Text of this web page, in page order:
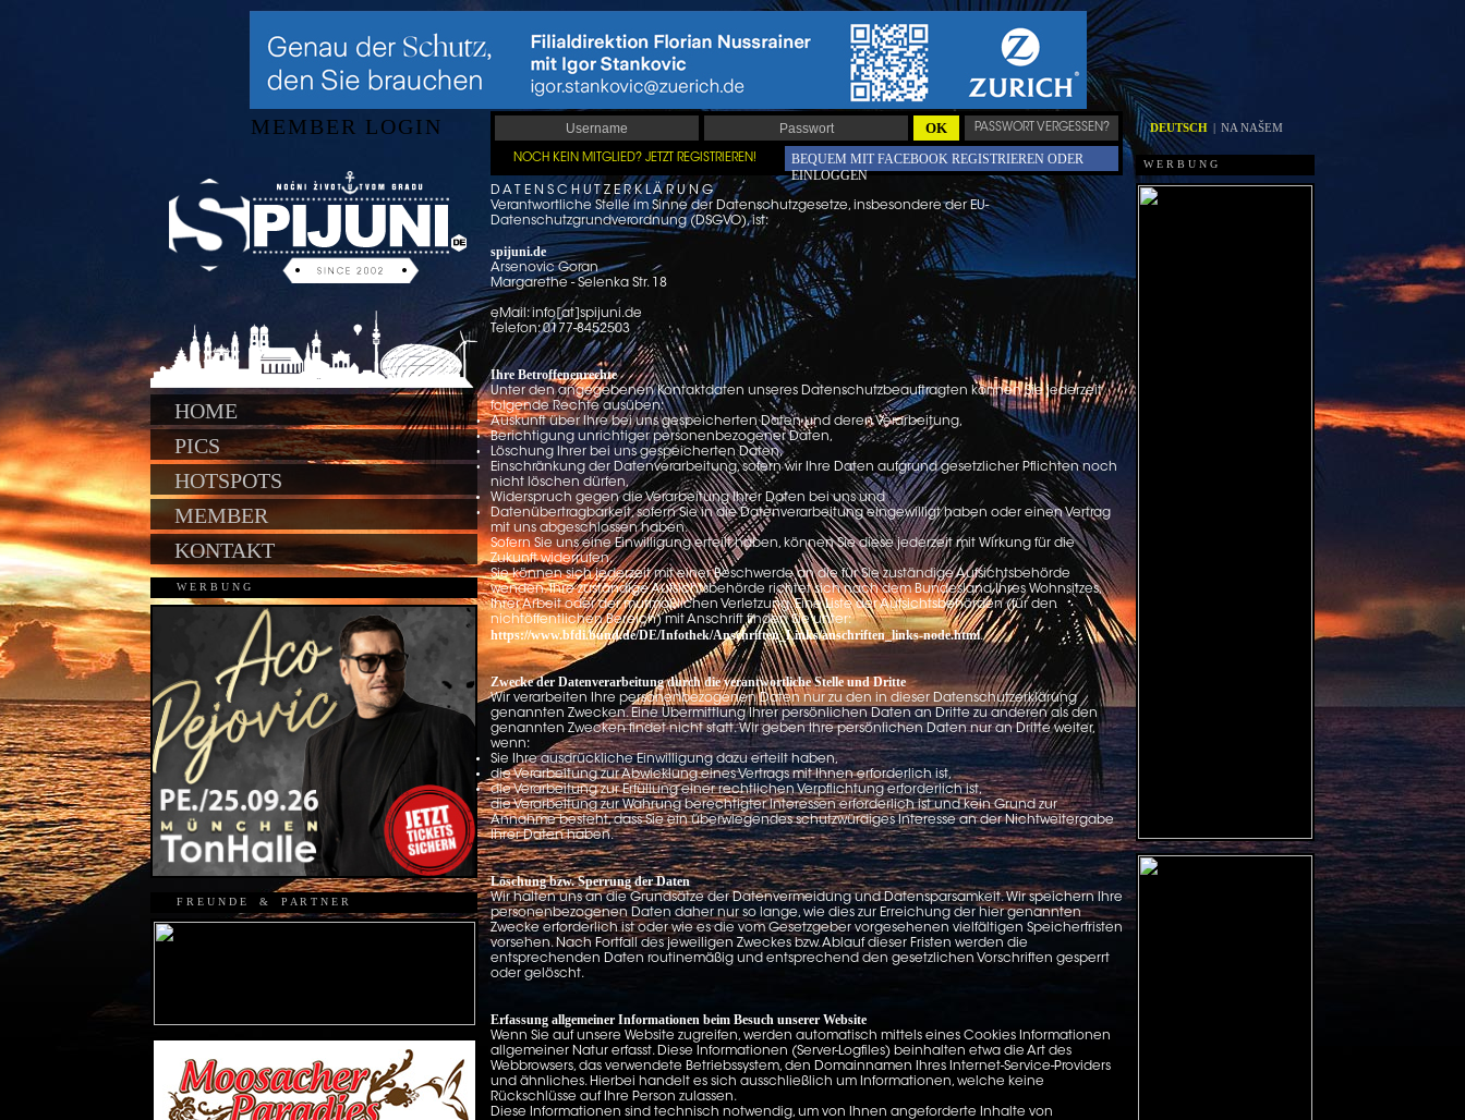
MEMBER LOGIN
HOME
PICS
HOTSPOTS
MEMBER
KONTAKT
W E R B U N G
F R E U N D E & P A R T N E R
OK PASSWORT VERGESSEN?
NOCH KEIN MITGLIED? JETZT REGISTRIEREN!
BEQUEM MIT FACEBOOK REGISTRIEREN ODER
EINLOGGEN
D A T E N S C H U T Z E R K L Ä R U N G
Verantwortliche Stelle im Sinne der Datenschutzgesetze, insbesondere der EU-
Datenschutzgrundverordnung (DSGVO), ist:
spijuni.de
Arsenovic Goran
Margarethe - Selenka Str. 18
eMail: info[at]spijuni.de
Telefon: 0177-8452503
Ihre Betroffenenrechte
Unter den angegebenen Kontaktdaten unseres Datenschutzbeauftragten können Sie jederzeit
folgende Rechte ausüben:
Auskunft über Ihre bei uns gespeicherten Daten und deren Verarbeitung,
Berichtigung unrichtiger personenbezogener Daten,
Löschung Ihrer bei uns gespeicherten Daten,
Einschränkung der Datenverarbeitung, sofern wir Ihre Daten aufgrund gesetzlicher Pflichten noch
nicht löschen dürfen,
Widerspruch gegen die Verarbeitung Ihrer Daten bei uns und
Datenübertragbarkeit, sofern Sie in die Datenverarbeitung eingewilligt haben oder einen Vertrag
mit uns abgeschlossen haben.
Sofern Sie uns eine Einwilligung erteilt haben, können Sie diese jederzeit mit Wirkung für die
Zukunft widerrufen.
Sie können sich jederzeit mit einer Beschwerde an die für Sie zuständige Aufsichtsbehörde
wenden. Ihre zuständige Aufsichtsbehörde richtet sich nach dem Bundesland Ihres Wohnsitzes,
Ihrer Arbeit oder der mutmaßlichen Verletzung. Eine Liste der Aufsichtsbehörden (für den
nichtöffentlichen Bereich) mit Anschrift finden Sie unter:
https://www.bfdi.bund.de/DE/Infothek/Anschriften_Links/anschriften_links-node.html.
Zwecke der Datenverarbeitung durch die verantwortliche Stelle und Dritte
Wir verarbeiten Ihre personenbezogenen Daten nur zu den in dieser Datenschutzerklärung
genannten Zwecken. Eine Übermittlung Ihrer persönlichen Daten an Dritte zu anderen als den
genannten Zwecken findet nicht statt. Wir geben Ihre persönlichen Daten nur an Dritte weiter,
wenn:
Sie Ihre ausdrückliche Einwilligung dazu erteilt haben,
die Verarbeitung zur Abwicklung eines Vertrags mit Ihnen erforderlich ist,
die Verarbeitung zur Erfüllung einer rechtlichen Verpflichtung erforderlich ist,
die Verarbeitung zur Wahrung berechtigter Interessen erforderlich ist und kein Grund zur
Annahme besteht, dass Sie ein überwiegendes schutzwürdiges Interesse an der Nichtweitergabe
Ihrer Daten haben.
Löschung bzw. Sperrung der Daten
Wir halten uns an die Grundsätze der Datenvermeidung und Datensparsamkeit. Wir speichern Ihre
personenbezogenen Daten daher nur so lange, wie dies zur Erreichung der hier genannten
Zwecke erforderlich ist oder wie es die vom Gesetzgeber vorgesehenen vielfältigen Speicherfristen
vorsehen. Nach Fortfall des jeweiligen Zweckes bzw. Ablauf dieser Fristen werden die
entsprechenden Daten routinemäßig und entsprechend den gesetzlichen Vorschriften gesperrt
oder gelöscht.
Erfassung allgemeiner Informationen beim Besuch unserer Website
Wenn Sie auf unsere Website zugreifen, werden automatisch mittels eines Cookies Informationen
allgemeiner Natur erfasst. Diese Informationen (Server-Logfiles) beinhalten etwa die Art des
Webbrowsers, das verwendete Betriebssystem, den Domainnamen Ihres Internet-Service-Providers
und ähnliches. Hierbei handelt es sich ausschließlich um Informationen, welche keine
Rückschlüsse auf Ihre Person zulassen.
Diese Informationen sind technisch notwendig, um von Ihnen angeforderte Inhalte von
DEUTSCH | NA NAŠEM
W E R B U N G